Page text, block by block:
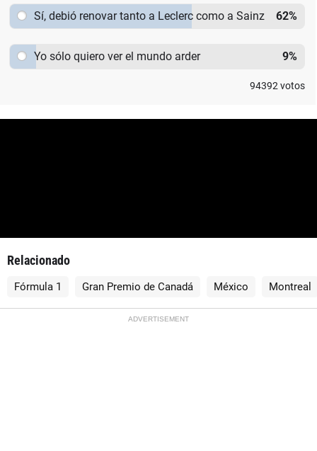
Sí, debió renovar tanto a Leclerc como a Sainz 62%
Yo sólo quiero ver el mundo arder 9%
94392 votos
Relacionado
Fórmula 1 Gran Premio de Canadá México Montreal
ADVERTISEMENT